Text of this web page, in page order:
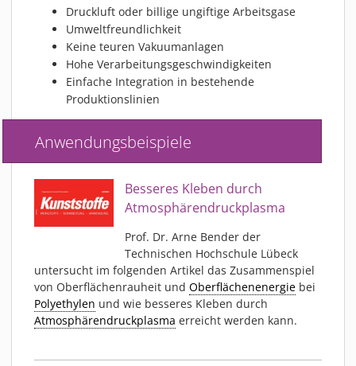
Druckluft oder billige ungiftige Arbeitsgase
Umweltfreundlichkeit
Keine teuren Vakuumanlagen
Hohe Verarbeitungsgeschwindigkeiten
Einfache Integration in bestehende
Produktionslinien
Anwendungsbeispiele
Besseres Kleben durch
Atmosphärendruckplasma
Prof. Dr. Arne Bender der
Technischen Hochschule Lübeck
untersucht im folgenden Artikel das Zusammenspiel
von Oberflächenrauheit und Oberflächenenergie bei
Polyethylen und wie besseres Kleben durch
Atmosphärendruckplasma erreicht werden kann.